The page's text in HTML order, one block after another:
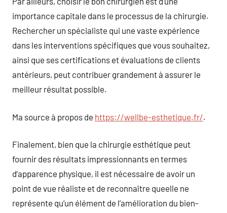
importance capitale dans le processus de la chirurgie.
Rechercher un spécialiste qui une vaste expérience
dans les interventions spécifiques que vous souhaitez,
ainsi que ses certifications et évaluations de clients
antérieurs, peut contribuer grandement à assurer le
meilleur résultat possible.
Ma source à propos de https://wellbe-esthetique.fr/.
Finalement, bien que la chirurgie esthétique peut
fournir des résultats impressionnants en termes
d’apparence physique, il est nécessaire de avoir un
point de vue réaliste et de reconnaître queelle ne
représente qu’un élément de l’amélioration du bien-